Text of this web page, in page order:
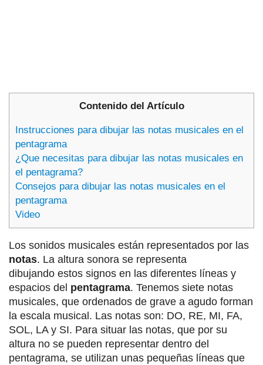
Contenido del Artículo
Instrucciones para dibujar las notas musicales en el
pentagrama
¿Que necesitas para dibujar las notas musicales en
el pentagrama?
Consejos para dibujar las notas musicales en el
pentagrama
Video
Los sonidos musicales están representados por las
notas. La altura sonora se representa
dibujando estos signos en las diferentes líneas y
espacios del pentagrama. Tenemos siete notas
musicales, que ordenados de grave a agudo forman
la escala musical. Las notas son: DO, RE, MI, FA,
SOL, LA y SI. Para situar las notas, que por su
altura no se pueden representar dentro del
pentagrama, se utilizan unas pequeñas líneas que